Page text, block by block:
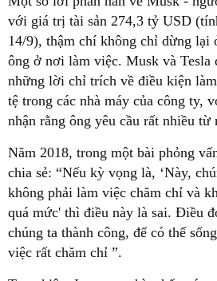
với giá trị tài sản 274,3 tỷ USD
14/9), thậm chí không chỉ dừng lại
ông ở nơi làm việc. Musk và Tesla
những lời chỉ trích về điều kiện
tệ trong các nhà máy của công ty,
nhận rằng ông yêu cầu rất nhiều từ
Năm 2018, trong một bài phỏng
chia sẻ: “Nếu kỳ vọng là, ‘Này,
không phải làm việc chăm chỉ và
quá mức' thì điều này là sai. Điều
chúng ta thành công, để có thể
việc rất chăm chỉ ”.